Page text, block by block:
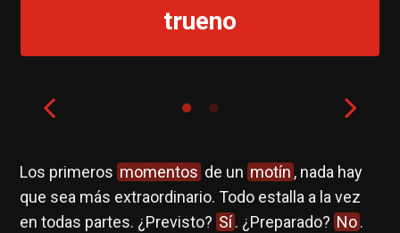
trueno
Los primeros momentos de un motín , nada hay
que sea más extraordinario. Todo estalla a la vez
en todas partes. ¿Previsto? Sí. ¿Preparado? No.